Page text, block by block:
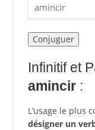
Infinitif et
amincir:
L’usage le plus
désigner un